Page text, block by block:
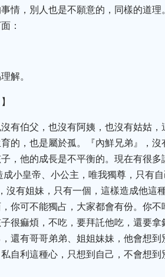
情，別人也是不願意的，同樣的道理
：
解。
有伯父，也沒有阿姨，也沒有姑姑
的，也是屬於孤。『內鮮兄弟』，
，他的成長是不平衡的。現在有很
小皇帝、小公主，唯我獨尊，只有
有姐妹，只有一個，這樣造成他這
你可不能獨占，大家都會有份。你
很痲煩，不吃，要拜託他吃，還要
還有哥哥弟弟、姐姐妹妹，他會想
自利這種心，只想到自己，不會想到